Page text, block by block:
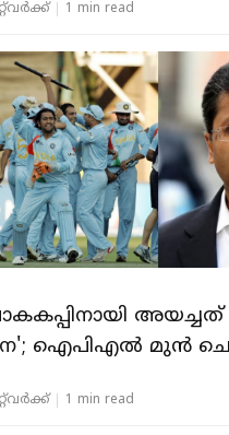
1 min read
അയച്ചത്
ഐപിഎൽ മുൻ
1 min read